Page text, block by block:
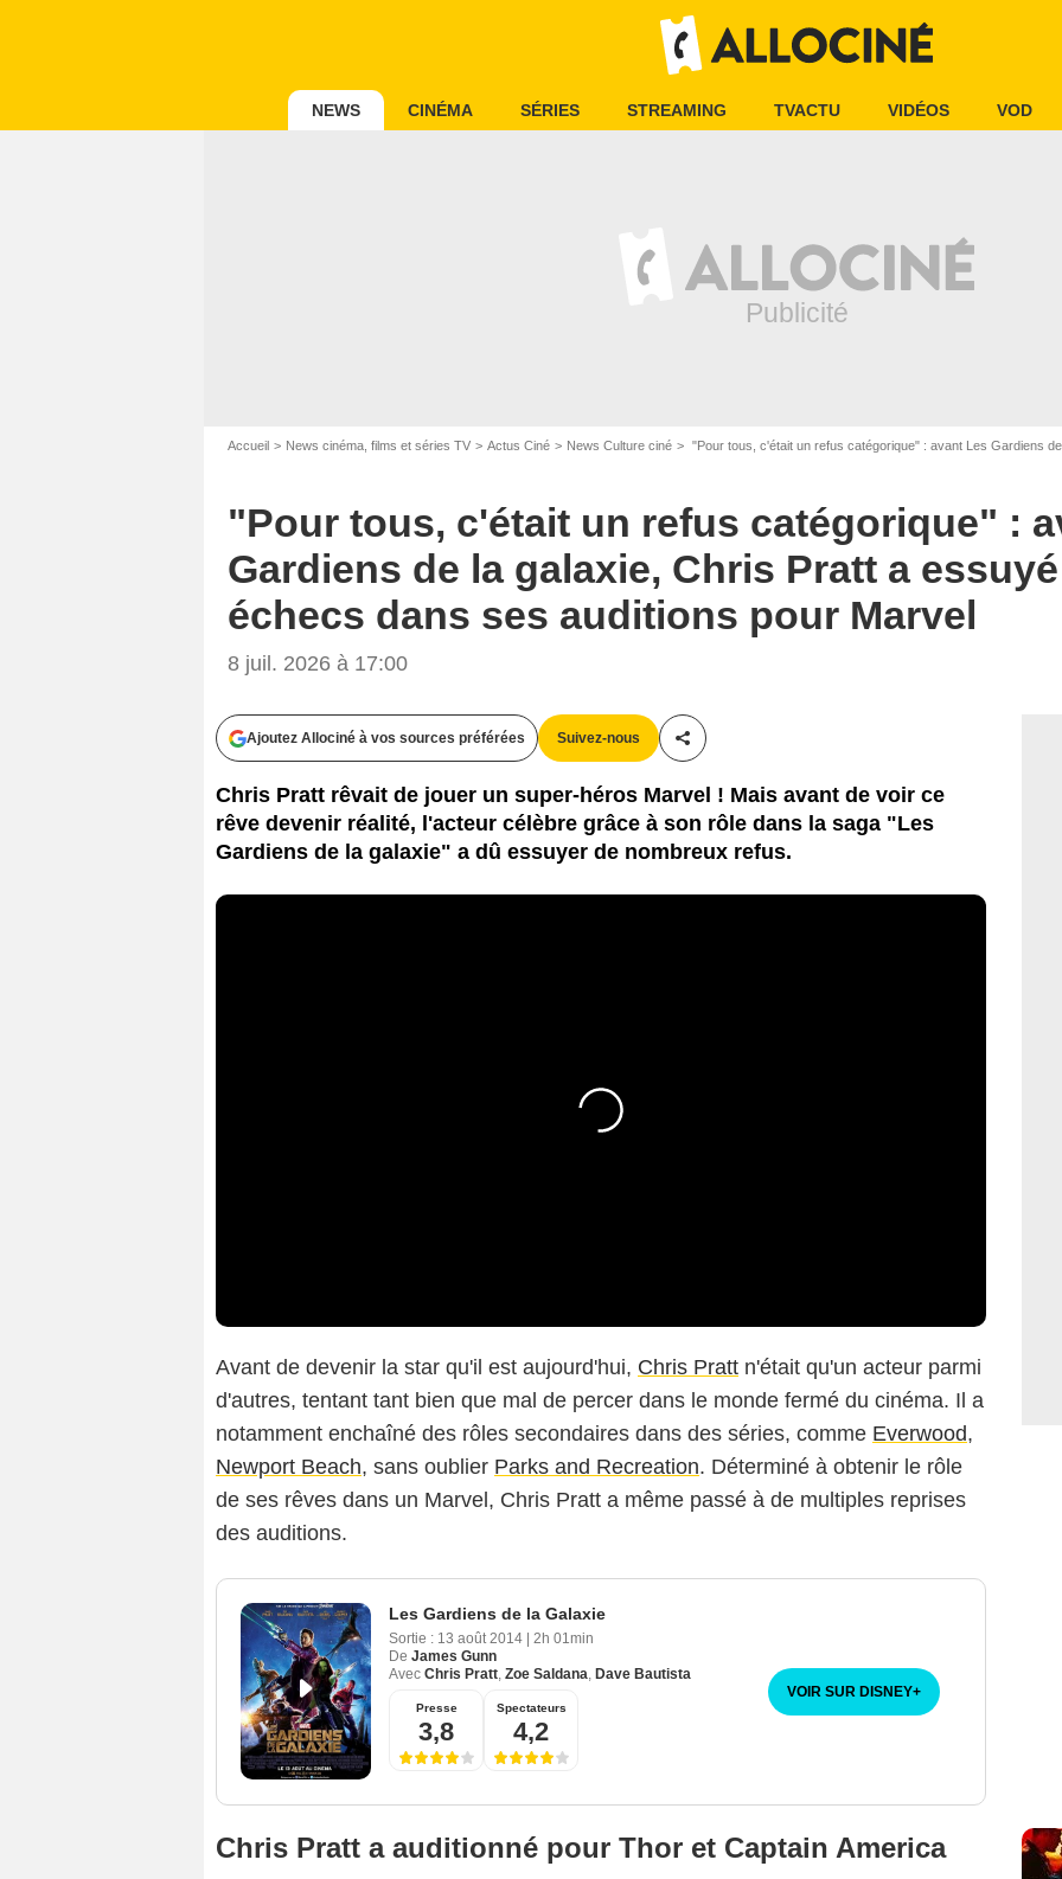
NEWS CINÉMA SÉRIES STREAMING TVACTU VIDÉOS VOD
Accueil News cinéma, films et séries TV Actus Ciné News Culture ciné "Pour tous, c'était un refus catégorique" : avant Les Gardiens de la galaxie, Chris
"Pour tous, c'était un refus catégorique" :
Gardiens de la galaxie, Chris Pratt a
échecs dans ses auditions pour Marvel
8 juil. 2026 à 17:00
Ajoutez Allociné à vos sources préférées Suivez-nous
Partager cet article
Chris Pratt rêvait de jouer un super-héros Marvel ! Mais avant de voir ce
rêve devenir réalité, l'acteur célèbre grâce à son rôle dans la saga "Les
Gardiens de la galaxie" a dû essuyer de nombreux refus.
Avant de devenir la star qu'il est aujourd'hui, Chris Pratt n'était qu'un acteur parmi
d'autres, tentant tant bien que mal de percer dans le monde fermé du cinéma. Il a
notamment enchaîné des rôles secondaires dans des séries, comme Everwood,
Newport Beach, sans oublier Parks and Recreation. Déterminé à obtenir le rôle
de ses rêves dans un Marvel, Chris Pratt a même passé à de multiples reprises
des auditions.
Les Gardiens de la Galaxie
Sortie : 13 août 2014
2h 01min
De James Gunn
Avec Chris Pratt, Zoe Saldana, Dave Bautista
Presse
3,8
Spectateurs
4,2
VOIR SUR DISNEY+
Chris Pratt a auditionné pour Thor et Captain America